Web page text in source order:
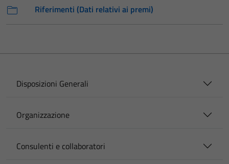
Riferimenti (Dati relativi ai premi)
Disposizioni Generali
Organizzazione
Consulenti e collaboratori